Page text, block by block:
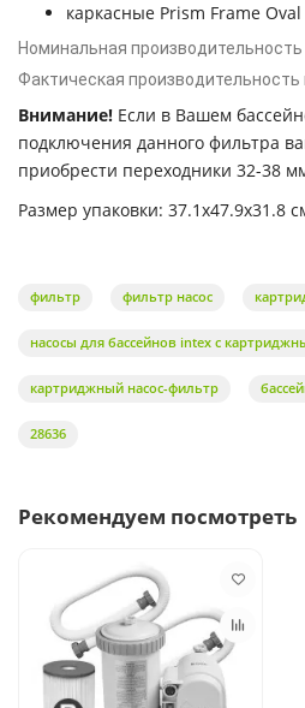
каркасные Prism Frame
Номинальная
Фактическая производительность
Внимание! Если в Вашем
подключения данного фильтра
приобрести переходники 32-38
Размер упаковки: 37.1х47.9х31.8
фильтр фильтр насос
насосы для бассейнов intex с
картриджный насос-фильтр
28636
Рекомендуем посмотреть